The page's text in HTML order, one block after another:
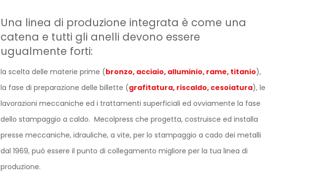
Una linea di produzione integrata è come una
catena e tutti gli anelli devono essere
ugualmente forti:
la scelta delle materie prime (bronzo, acciaio, alluminio, rame, titanio),
la fase di preparazione delle billette (grafitatura, riscaldo, cesoiatura), le
lavorazioni meccaniche ed i trattamenti superficiali ed ovviamente la fase
dello stampaggio a caldo. Mecolpress che progetta, costruisce ed installa
presse meccaniche, idrauliche, a vite, per lo stampaggio a cado dei metalli
dal 1969, può essere il punto di collegamento migliore per la tua linea di
produzione.